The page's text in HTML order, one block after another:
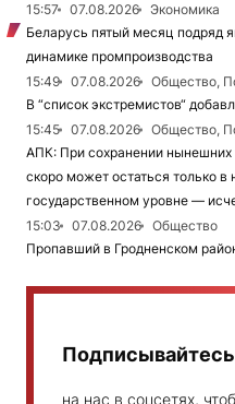
15:57 07.08.2026
Экономика
Беларусь пятый месяц подряд
динамике промпроизводства
15:49
07.08.2026
Общество,
В “список экстремистов“
15:45
07.08.2026
Общество,
АПК: При сохранении нынешних
скоро может остаться только
государственном уровне —
15:03
07.08.2026
Общество
Пропавший в Гродненском
Подписывайтесь
на нас в соцсетях,